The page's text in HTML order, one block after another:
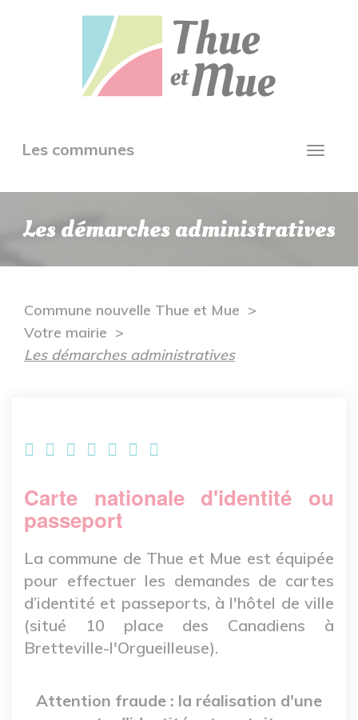
Toggle
Les communes
Les démarches administratives
Commune nouvelle Thue et Mue
Votre mairie
Les démarches administratives
Carte nationale d'identité ou
passeport
La commune de Thue et Mue est équipée
pour effectuer les demandes de cartes
d’identité et passeports, à l'hôtel de ville
(situé 10 place des Canadiens à
Bretteville-l'Orgueilleuse).
Attention fraude : la réalisation d'une
Panneau de gestion des cookies